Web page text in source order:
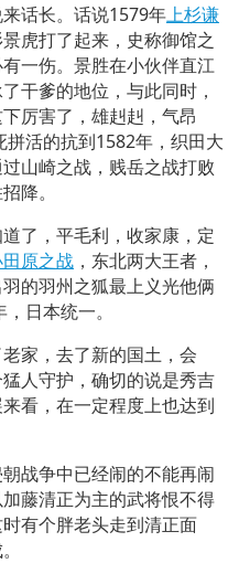
话长。话说1579年上杉谦
虎打了起来，史称御馆之
一伤。景胜在小伙伴直江
干爹的地位，与此同时，
厉害了，雄赳赳，气昂
活的抗到1582年，织田大
山崎之战，贱岳之战打败
降。
了，平毛利，收家康，定
原之战 ，东北两大王者，
的羽州之狐最上义光他俩
日本统一。
家，去了新的国土，会
人守护，确切的说是秀吉
看，在一定程度上也达到
战争中已经闹的不能再闹
藤清正为主的武将恨不得
有个胖老头走到清正面